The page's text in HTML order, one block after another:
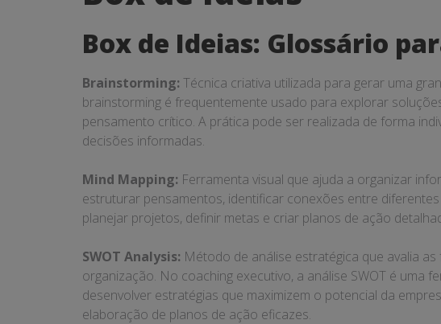
de
Ideias
Box de Ideias: Glossário
Brainstorming: Técnica criativa utilizada para gerar uma
brainstorming é frequentemente usado para explorar
pensamento crítico. A prática pode ser realizada de forma
decisões informadas.
Mind Mapping: Ferramenta visual que ajuda a organizar
estruturar pensamentos, identificar conexões entre
planejar projetos, definir metas e criar planos de ação
SWOT Analysis: Método de análise estratégica que avalia
organização. No coaching executivo, a análise SWOT é
desenvolver estratégias que maximizem o potencial da
elaboração de planos de ação eficazes.